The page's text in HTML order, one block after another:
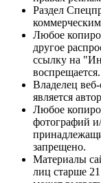
Раздел
Любое
другое
ссылку на
воспрещается.
Владелец
является
Любое
фотографий
запрещено.
Материалы
лиц старше